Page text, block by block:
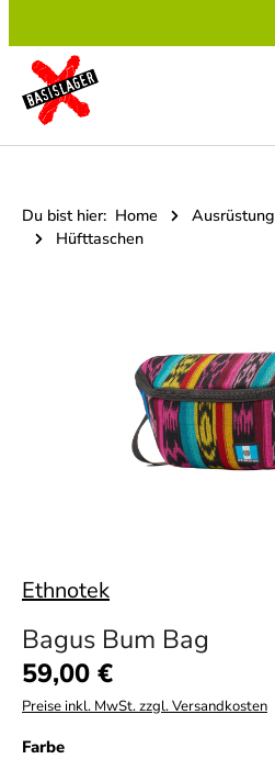
Du bist hier: Home Ausrüstung
Hüfttaschen
Ethnotek
Bagus Bum Bag
Regulärer Preis:
59,00 €
Preise inkl. MwSt. zzgl. Versandkosten
Farbeauswählen